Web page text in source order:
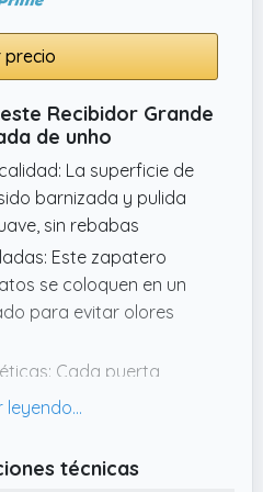
precio
Recibidor Grande
de unho
La superficie de
barnizada y pulida
sin rebabas
Este zapatero
se coloquen en un
para evitar olores
Cada puerta
Cerradura
cajón es perfecto
técnicas